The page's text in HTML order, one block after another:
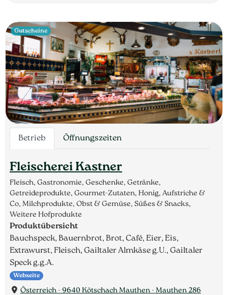
Betrieb Öffnungszeiten
Fleischerei Kastner
Fleisch, Gastronomie, Geschenke, Getränke,
Getreideprodukte, Gourmet-Zutaten, Honig, Aufstriche &
Co, Milchprodukte, Obst & Gemüse, Süßes & Snacks,
Weitere Hofprodukte
Produktübersicht
Bauchspeck, Bauernbrot, Brot, Café, Eier, Eis,
Extrawurst, Fleisch, Gailtaler Almkäse g.U., Gailtaler
Speck g.g.A.
Webseite
Österreich - 9640 Kötschach Mauthen - Mauthen 286
Gutscheine